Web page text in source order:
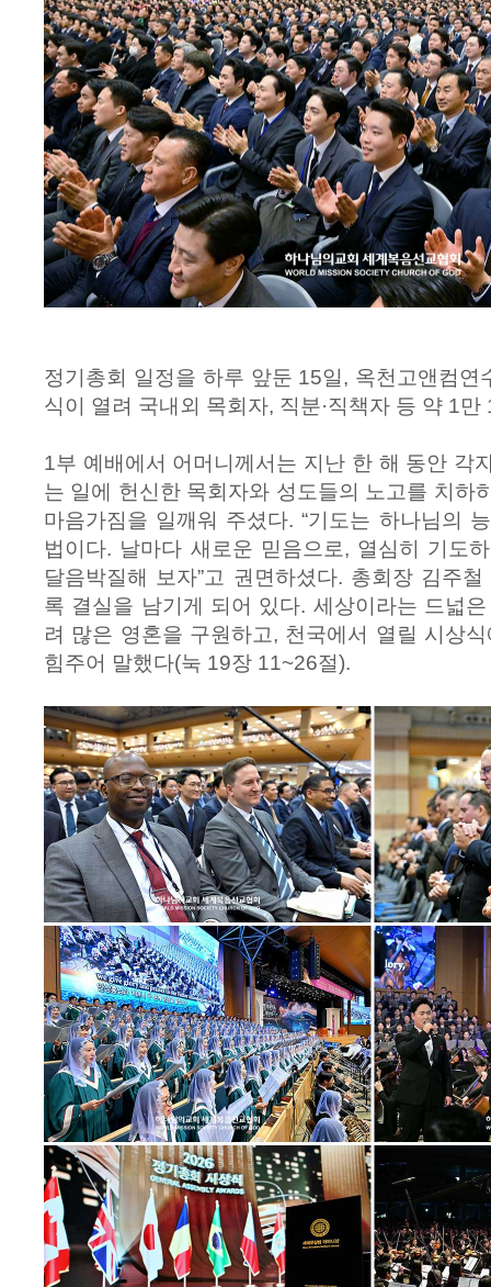
정기총회 일정을 하루 앞둔 15일, 옥천고앤컴연
식이 열려 국내외 목회자, 직분·직책자 등 약 1만
1부 예배에서 어머니께서는 지난 한 해 동안 각
는 일에 헌신한 목회자와 성도들의 노고를 치하
마음가짐을 일깨워 주셨다. “기도는 하나님의
법이다. 날마다 새로운 믿음으로, 열심히 기도
달음박질해 보자”고 권면하셨다. 총회장 김주
록 결실을 남기게 되어 있다. 세상이라는 드넓
려 많은 영혼을 구원하고, 천국에서 열릴 시상
힘주어 말했다(눅 19장 11~26절).